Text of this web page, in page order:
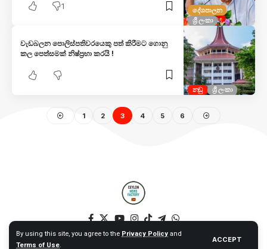
By using this site, you agree to the Privacy Policy and
Terms of Use.
ACCEPT
දේශපාලන
ශ්‍රී ලංකා
1
නඩු ශ්‍රී ලංකා
වැඩබලන පොලිස්පතිවරයෙකු පත් කිරීමට ගොනු
කල පෙත්සමක් නිෂ්ප්‍රභා කරයි !
1 2 3 4 5 6